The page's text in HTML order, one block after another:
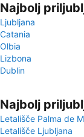
Najbolj
Ljubljana
Catania
Olbia
Lizbona
Dublin
Najbolj
Letališče Palma de
Letališče Ljubljana